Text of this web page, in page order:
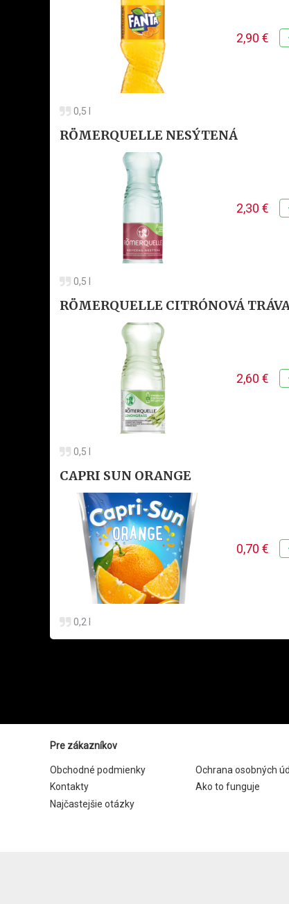
2,90 €
0,5 l
RÖMERQUELLE NESÝTENÁ
2,30 €
0,5 l
RÖMERQUELLE CITRÓNOVÁ
2,60 €
0,5 l
CAPRI SUN ORANGE
0,70 €
0,2 l
Pre zákazníkov
Obchodné podmienky
Ochrana osobných
Kontakty
Ako to funguje
Najčastejšie otázky